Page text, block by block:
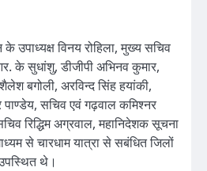
उपाध्यक्ष विनय रोहिला, मुख्य सचिव
के सुधांशु, डीजीपी अभिनव कुमार,
बगोली, अरविन्द सिंह हयांकी,
सचिव एवं गढ़वाल कमिश्नर
रिद्धिम अग्रवाल, महानिदेशक सूचना
से चारधाम यात्रा से सबंधित जिलों
थे।